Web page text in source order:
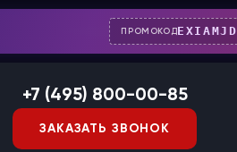
ПРОМОКОДEXIAMJD
+7 (495) 800-00-85
ЗАКАЗАТЬ ЗВОНОК